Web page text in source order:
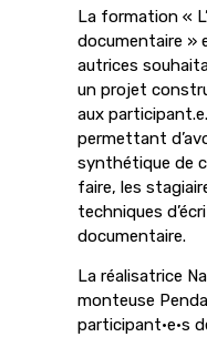
La formation «
documentaire »
autrices
un projet
aux
permettant
synthétique de
faire, les
techniques
documentaire.
La réalisatrice
monteuse
participant·e·s